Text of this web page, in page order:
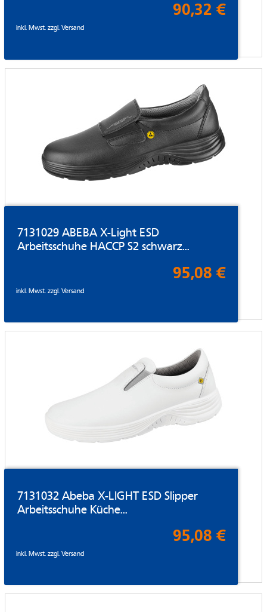
90,32 €
inkl. Mwst. zzgl.Versand
7131029 ABEBA X-Light ESD
Arbeitsschuhe HACCP S2 schwarz...
95,08 €
inkl. Mwst. zzgl.Versand
7131032 Abeba X-LIGHT ESD Slipper
Arbeitsschuhe Küche...
95,08 €
inkl. Mwst. zzgl.Versand